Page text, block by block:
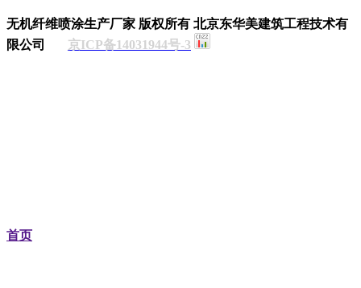
无机纤维喷涂生产厂家 版权所有 北京东华美建筑工程技术有
限公司 京ICP备14031944号-3
首页